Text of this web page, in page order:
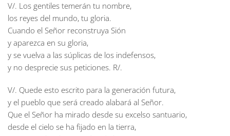
V/. Los gentiles temerán tu nombre,
los reyes del mundo, tu gloria.
Cuando el Señor reconstruya Sión
y aparezca en su gloria,
y se vuelva a las súplicas de los indefensos,
y no desprecie sus peticiones. R/.
V/. Quede esto escrito para la generación futura,
y el pueblo que será creado alabará al Señor.
Que el Señor ha mirado desde su excelso santuario,
desde el cielo se ha fijado en la tierra,